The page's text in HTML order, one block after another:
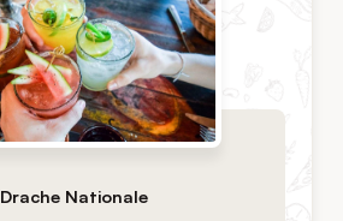
Drache Nationale